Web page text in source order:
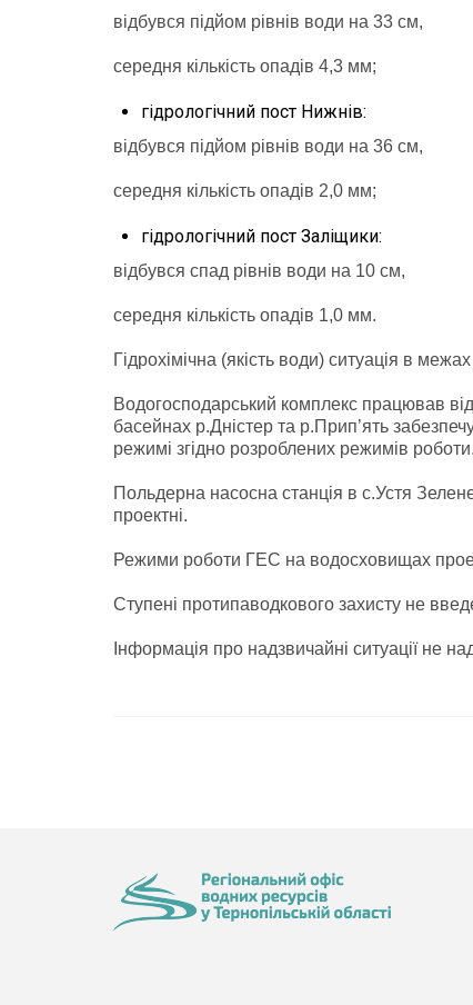
відбувся підйом рівнів води на 33 см,
середня кількість опадів 4,3 мм;
гідрологічний пост Нижнів:
відбувся підйом рівнів води на 36 см,
середня кількість опадів 2,0 мм;
гідрологічний пост Заліщики:
відбувся спад рівнів води на 10 см,
середня кількість опадів 1,0 мм.
Гідрохімічна (якість води) ситуація в
Водогосподарський комплекс працював
басейнах р.Дністер та р.Прип’ять
режимі згідно розроблених режимів роботи.
Польдерна насосна станція в с.Устя
проектні.
Режими роботи ГЕС на водосховищах
Ступені протипаводкового захисту не
Інформація про надзвичайні ситуації не